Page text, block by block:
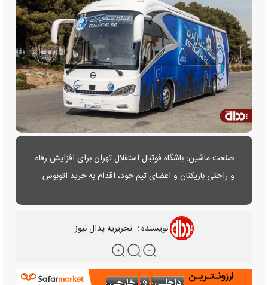
صنعت ماشین: باشگاه فوتبال استقلال تهران برای افزایش رفاه
و راحتی بازیکنان و اعضای تیم خود، اقدام به خرید اتوبوس
نویسنده: تحریریه پدال نیوز